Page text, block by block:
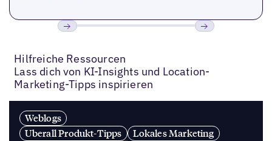
Hilfreiche Ressourcen
Lass dich von KI-Insights und Location-
Marketing-Tipps inspirieren
Weblogs
Uberall Produkt-Tipps
Lokales Marketing